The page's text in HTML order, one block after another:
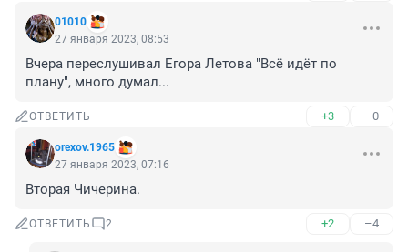
01010
27 января 2023, 08:53
Вчера переслушивал Егора Летова "Всё идёт по
плану", много думал...
ОТВЕТИТЬ +3 –0
orexov.1965
27 января 2023, 07:16
Вторая Чичерина.
ОТВЕТИТЬ 2 +2 –4